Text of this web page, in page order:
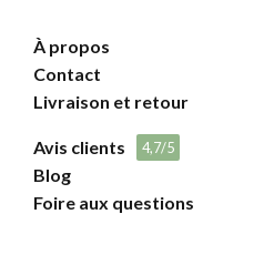
À propos
Contact
Livraison et retour
Avis clients 4,7/5
Blog
Foire aux questions